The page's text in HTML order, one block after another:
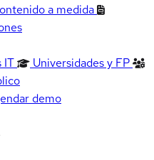
a medida
IT
Universidades y FP
demo